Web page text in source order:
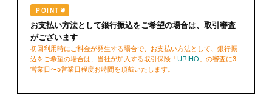
POINT
お支払い方法として銀行振込をご希望の場合は、取引審査
がございます
初回利用時にご料金が発生する場合で、お支払い方法として、銀行振
込をご希望の場合は、当社が加入する取引保険「URIHO 」の審査に3
営業日〜5営業日程度お時間を頂戴いたします。